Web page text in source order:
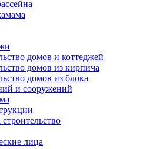
домов и коттеджей
домов из кирпича
домов из блока
и сооружений
лица